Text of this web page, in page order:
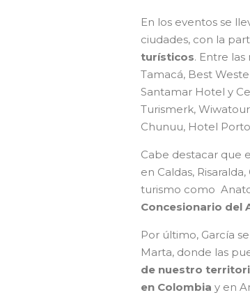
En los eventos se
ciudades, con la
turísticos. Entre
Tamacá, Best
Santamar Hotel y
Turismerk,
Chunuu, Hotel
Cabe destacar que
en Caldas,
turismo como
Concesionario del
Por último, García
Marta, donde las
de nuestro
en Colombia y en